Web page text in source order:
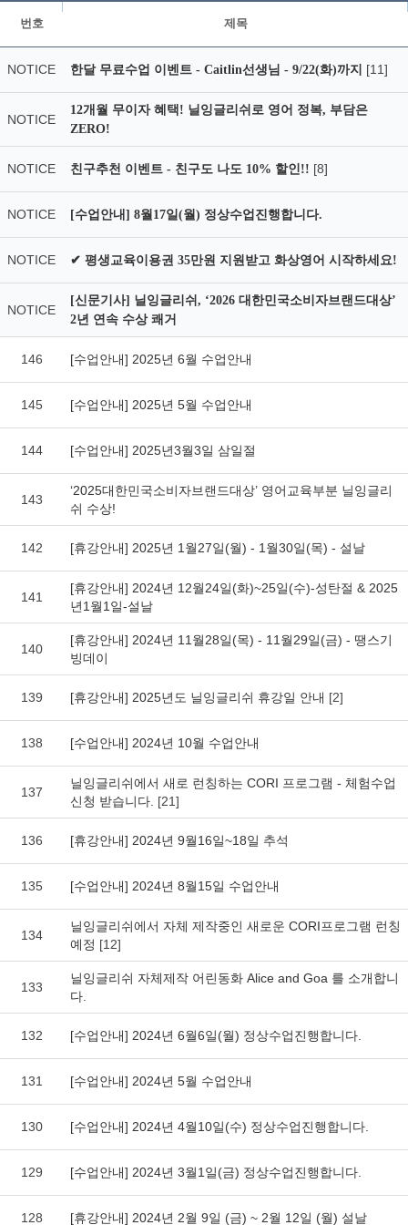
번호 제목
NOTICE 한달 무료수업 이벤트 - Caitlin선생님 - 9/22(화)까지 [11]
NOTICE
12개월 무이자 혜택! 닐잉글리쉬로 영어 정복, 부담은
ZERO!
NOTICE 친구추천 이벤트 - 친구도 나도 10% 할인!! [8]
NOTICE [수업안내] 8월17일(월) 정상수업진행합니다.
NOTICE ✔ 평생교육이용권 35만원 지원받고 화상영어 시작하세요!
NOTICE
[신문기사] 닐잉글리쉬, ‘2026 대한민국소비자브랜드대상’
2년 연속 수상 쾌거
146 [수업안내] 2025년 6월 수업안내
145 [수업안내] 2025년 5월 수업안내
144 [수업안내] 2025년3월3일 삼일절
143
‘2025대한민국소비자브랜드대상’ 영어교육부분 닐잉글리
쉬 수상!
142 [휴강안내] 2025년 1월27일(월) - 1월30일(목) - 설날
141
[휴강안내] 2024년 12월24일(화)~25일(수)-성탄절 & 2025
년1월1일-설날
140
[휴강안내] 2024년 11월28일(목) - 11월29일(금) - 땡스기
빙데이
139 [휴강안내] 2025년도 닐잉글리쉬 휴강일 안내 [2]
138 [수업안내] 2024년 10월 수업안내
137
닐잉글리쉬에서 새로 런칭하는 CORI 프로그램 - 체험수업
신청 받습니다. [21]
136 [휴강안내] 2024년 9월16일~18일 추석
135 [수업안내] 2024년 8월15일 수업안내
134
닐잉글리쉬에서 자체 제작중인 새로운 CORI프로그램 런칭
예정 [12]
133
닐잉글리쉬 자체제작 어린동화 Alice and Goa 를 소개합니
다.
132 [수업안내] 2024년 6월6일(월) 정상수업진행합니다.
131 [수업안내] 2024년 5월 수업안내
130 [수업안내] 2024년 4월10일(수) 정상수업진행합니다.
129 [수업안내] 2024년 3월1일(금) 정상수업진행합니다.
128 [휴강안내] 2024년 2월 9일 (금) ~ 2월 12일 (월) 설날